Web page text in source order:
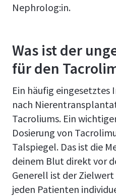
Nephrolog:in.
Was ist der
für den
Ein häufig eingesetztes
nach
Tacroliums. Ein
Dosierung von
Talspiegel. Das ist die
deinem Blut direkt vor
Generell ist der
jeden Patienten